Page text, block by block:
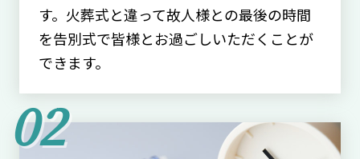
す。火葬式と違って故人様との最後の時間
を告別式で皆様とお過ごしいただくことが
できます。